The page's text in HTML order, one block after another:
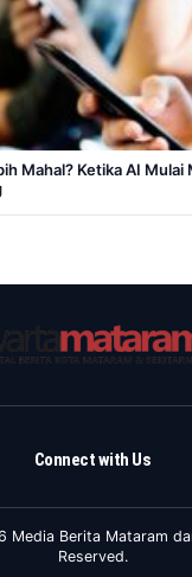
Mahal? Ketika AI
Connect with Us
Berita Mataram
Reserved.